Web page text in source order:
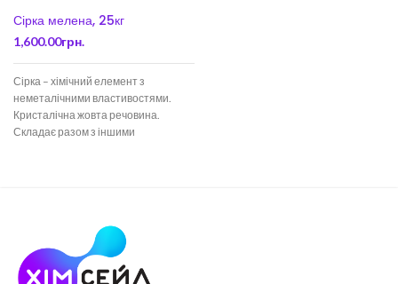
Сірка мелена, 25кг
1,600.00грн.
Сірка – хімічний елемент з
неметалічними властивостями.
Кристалічна жовта речовина.
Складає разом з іншими